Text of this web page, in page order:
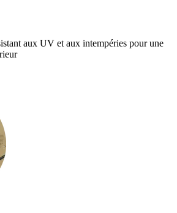
aux UV et aux intempéries pour une